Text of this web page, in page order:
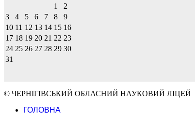
1
2
3
4 5 6 7 8
9
10 11 12 13 14 15 16
17 18 19 20 21 22 23
24 25 26 27 28 29 30
31
© ЧЕРНІГІВСЬКИЙ ОБЛАСНИЙ НАУКОВИЙ ЛІЦЕЙ
ГОЛОВНА